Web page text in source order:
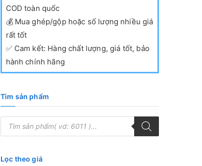
COD toàn quốc
💰 Mua ghép/gộp hoặc số lượng nhiều giá
rất tốt
✅ Cam kết: Hàng chất lượng, giá tốt, bảo
hành chính hãng
Tìm sản phẩm
T
m
ếLọc theo giá